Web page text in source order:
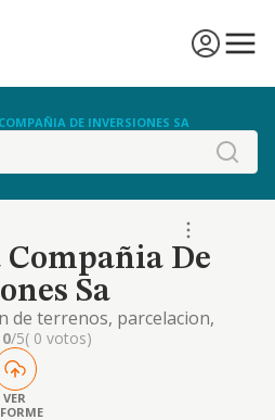
DE INVERSIONES SA
Compañia De
Sa
de terrenos, parcelacion,
arrendamiento y venta de
adquisicion y promocion de
y locales comerciales, para
y venta. la
0/5( 0 votos)
VER